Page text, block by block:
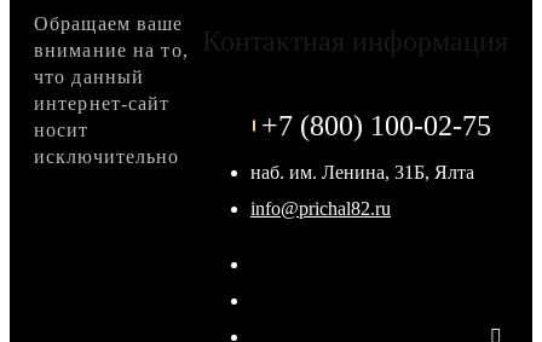
Контактная информация
+7 (800) 100-02-75
наб. им. Ленина, 31Б, Ялта
info@prichal82.ru
Обращаем ваше
внимание на то,
что данный
интернет-сайт
носит
исключительно